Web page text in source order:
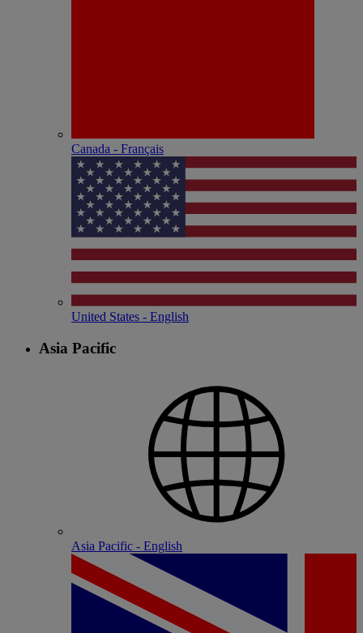
Canada - Français
United States - English
Asia Pacific
Asia Pacific - English